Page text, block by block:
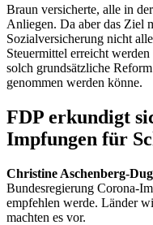
Braun versicherte, alle in
Anliegen. Da aber das Ziel
Sozialversicherung nicht
Steuermittel erreicht
solch grundsätzliche
genommen werden könne.
FDP erkundigt
Impfungen für
Christine Aschenberg-
Bundesregierung Corona-
empfehlen werde. Länder
machten es vor.